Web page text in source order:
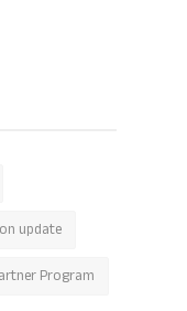
update
Program